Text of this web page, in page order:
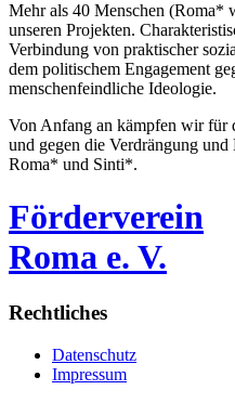
Mehr als 40 Menschen (Roma*
unseren Projekten.
Verbindung von praktischer
dem politischem Engagement
menschenfeindliche Ideologie.
Von Anfang an kämpfen wir für
und gegen die Verdrängung
Roma* und Sinti*.
Förderverein
Roma e. V.
Rechtliches
Datenschutz
Impressum